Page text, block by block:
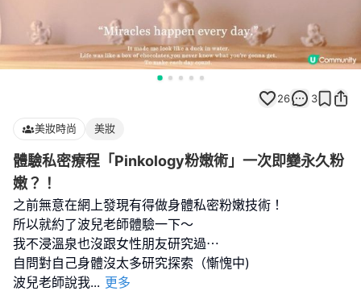
26 3
美妝時尚 美妝
體驗私密療程「Pinkology粉嫩術」一次即變永久粉
嫩？！
之前無意在網上發現有得做身體私密粉嫩技術！
所以就約了波兒老師體驗一下～
我不浸溫泉也沒跟女性朋友研究過⋯
自問對自己身體沒太多研究探索（慚愧中)
波兒老師說我... 更多